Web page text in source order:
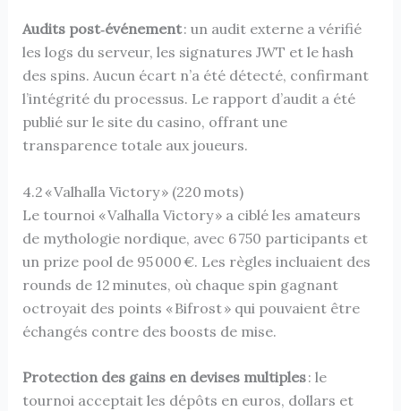
Audits post‑événement: un audit externe a vérifié
les logs du serveur, les signatures JWT et le hash
des spins. Aucun écart n’a été détecté, confirmant
l’intégrité du processus. Le rapport d’audit a été
publié sur le site du casino, offrant une
transparence totale aux joueurs.
4.2 « Valhalla Victory » (220 mots)
Le tournoi « Valhalla Victory » a ciblé les amateurs
de mythologie nordique, avec 6 750 participants et
un prize pool de 95 000 €. Les règles incluaient des
rounds de 12 minutes, où chaque spin gagnant
octroyait des points « Bifrost » qui pouvaient être
échangés contre des boosts de mise.
Protection des gains en devises multiples: le
tournoi acceptait les dépôts en euros, dollars et